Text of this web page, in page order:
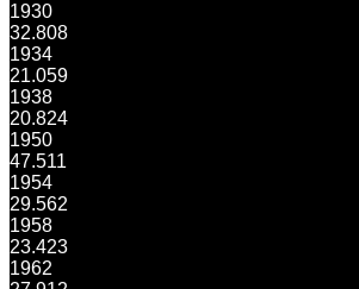
1930
32.808
1934
21.059
1938
20.824
1950
47.511
1954
29.562
1958
23.423
1962